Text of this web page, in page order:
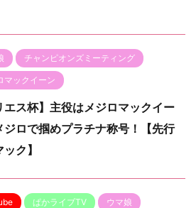
チャンピオンズミーティング
マックイーン
エス杯】主役はメジロマックイー
ジロで掴めプラチナ称号！【先行
ク】
ぱかライブTV ウマ娘